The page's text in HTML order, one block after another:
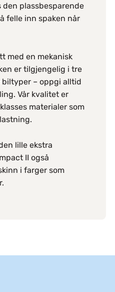
den plassbesparende
felle inn spaken når
med en mekanisk
er tilgjengelig i tre
– oppgi alltid
Vår kvalitet er
materialer som
lille ekstra
II også
i farger som